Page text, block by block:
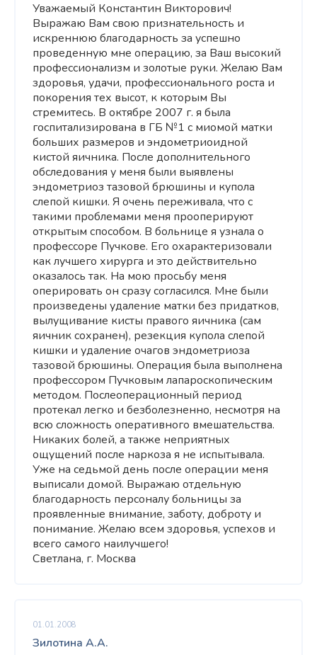
Уважаемый Константин Викторович!
Выражаю Вам свою признательность и
искреннюю благодарность за успешно
проведенную мне операцию, за Ваш высокий
профессионализм и золотые руки. Желаю Вам
здоровья, удачи, профессионального роста и
покорения тех высот, к которым Вы
стремитесь. В октябре 2007 г. я была
госпитализирована в ГБ №1 с миомой матки
больших размеров и эндометриоидной
кистой яичника. После дополнительного
обследования у меня были выявлены
эндометриоз тазовой брюшины и купола
слепой кишки. Я очень переживала, что с
такими проблемами меня прооперируют
открытым способом. В больнице я узнала о
профессоре Пучкове. Его охарактеризовали
как лучшего хирурга и это действительно
оказалось так. На мою просьбу меня
оперировать он сразу согласился. Мне были
произведены удаление матки без придатков,
вылущивание кисты правого яичника (сам
яичник сохранен), резекция купола слепой
кишки и удаление очагов эндометриоза
тазовой брюшины. Операция была выполнена
профессором Пучковым лапароскопическим
методом. Послеоперационный период
протекал легко и безболезненно, несмотря на
всю сложность оперативного вмешательства.
Никаких болей, а также неприятных
ощущений после наркоза я не испытывала.
Уже на седьмой день после операции меня
выписали домой. Выражаю отдельную
благодарность персоналу больницы за
проявленные внимание, заботу, доброту и
понимание. Желаю всем здоровья, успехов и
всего самого наилучшего!
Светлана, г. Москва
01.01.2008
Зилотина А.А.